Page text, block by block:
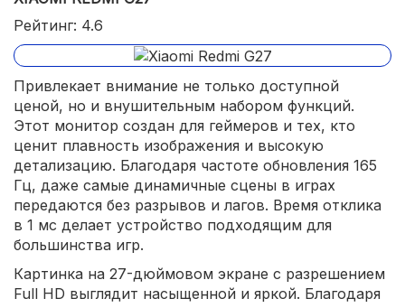
Рейтинг: 4.6
Привлекает внимание не только доступной
ценой, но и внушительным набором функций.
Этот монитор создан для геймеров и тех, кто
ценит плавность изображения и высокую
детализацию. Благодаря частоте обновления 165
Гц, даже самые динамичные сцены в играх
передаются без разрывов и лагов. Время отклика
в 1 мс делает устройство подходящим для
большинства игр.
Картинка на 27-дюймовом экране с разрешением
Full HD выглядит насыщенной и яркой. Благодаря